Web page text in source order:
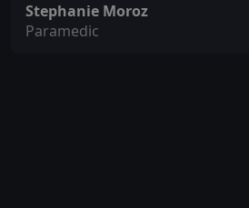
Stephanie Moroz
Paramedic